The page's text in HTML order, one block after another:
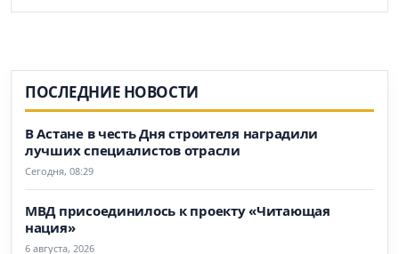
ПОСЛЕДНИЕ НОВОСТИ
В Астане в честь Дня строителя наградили
лучших специалистов отрасли
Сегодня, 08:29
МВД присоединилось к проекту «Читающая
нация»
6 августа, 2026